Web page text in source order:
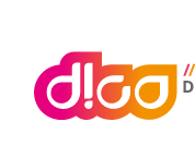
springen